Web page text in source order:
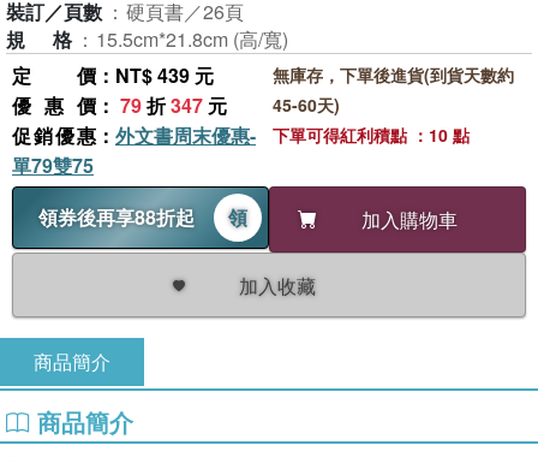
裝訂／頁數 ： 硬頁書／26頁
規格 ： 15.5cm*21.8cm (高/寬)
定價 ：NT$ 439 元
優惠價 ： 79折347 元
促銷優惠 ： 外文書周末優惠-
單79雙75
領券後再享88折起
領 加入購物車
加入收藏
無庫存，下單後進貨(到貨天數約
45-60天)
下單可得紅利積點 ：10 點
商品簡介
商品簡介